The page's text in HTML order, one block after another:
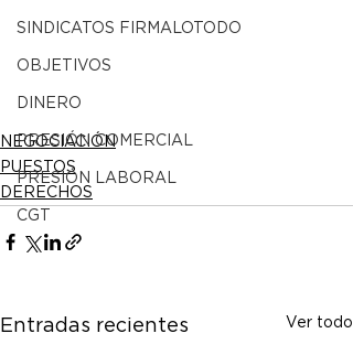
SINDICATOS FIRMALOTODO
OBJETIVOS
DINERO
PRESIÓN COMERCIAL
PRESIÓN LABORAL
CGT
NEGOCIACIÓN
PUESTOS
DERECHOS
Entradas recientes Ver todo